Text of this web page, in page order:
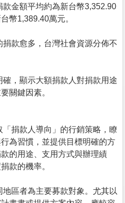
金額平均約為新台幣3,352.90
幣1,389.40萬元。
款愈多，台灣社會資源分佈不
，顯示大額捐款人對捐款用途
關鍵因素。
捐款人導向」的行銷策略，瞭
為習慣，並提供目標明確的方
的用途、支用方式與辦理績
款的機率。
區者為主要募款對象。尤其以